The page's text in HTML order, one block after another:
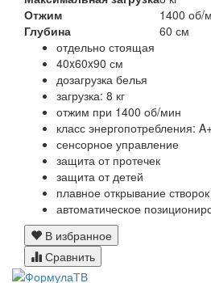
Отжим
1400 об/
Глубина
60 см
отдельно стоящая
40x60x90 см
дозагрузка белья
загрузка: 8 кг
отжим при 1400 об/мин
класс энергопотребления:
сенсорное управление
защита от протечек
защита от детей
плавное открывание створок
автоматическое
В избранное
Сравнить